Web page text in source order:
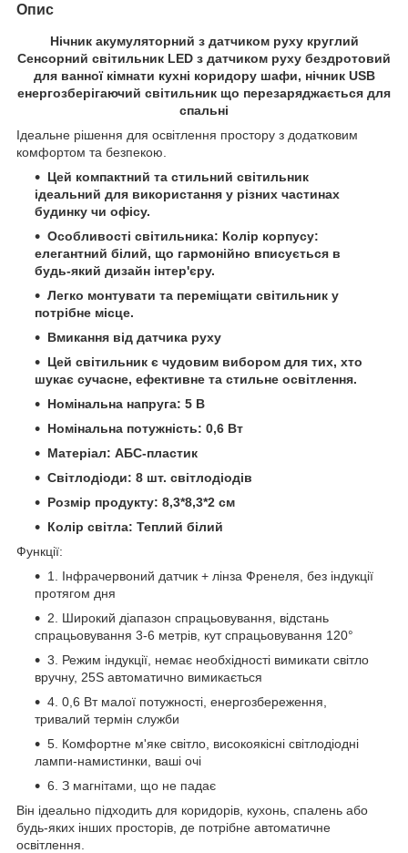
Опис
Нічник акумуляторний з датчиком руху круглий
Сенсорний світильник LED з датчиком руху бездротовий
для ванної кімнати кухні коридору шафи, нічник USB
енергозберігаючий світильник що перезаряджається для
спальні
Ідеальне рішення для освітлення простору з додатковим
комфортом та безпекою.
Цей компактний та стильний світильник
ідеальний для використання у різних частинах
будинку чи офісу.
Особливості світильника: Колір корпусу:
елегантний білий, що гармонійно вписується в
будь-який дизайн інтер'єру.
Легко монтувати та переміщати світильник у
потрібне місце.
Вмикання від датчика руху
Цей світильник є чудовим вибором для тих, хто
шукає сучасне, ефективне та стильне освітлення.
Номінальна напруга: 5 В
Номінальна потужність: 0,6 Вт
Матеріал: АБС-пластик
Світлодіоди: 8 шт. світлодіодів
Розмір продукту: 8,3*8,3*2 см
Колір світла: Теплий білий
Функції:
1. Інфрачервоний датчик + лінза Френеля, без індукції
протягом дня
2. Широкий діапазон спрацьовування, відстань
спрацьовування 3-6 метрів, кут спрацьовування 120°
3. Режим індукції, немає необхідності вимикати світло
вручну, 25S автоматично вимикається
4. 0,6 Вт малої потужності, енергозбереження,
тривалий термін служби
5. Комфортне м'яке світло, високоякісні світлодіодні
лампи-намистинки, ваші очі
6. З магнітами, що не падає
Він ідеально підходить для коридорів, кухонь, спалень або
будь-яких інших просторів, де потрібне автоматичне
освітлення.